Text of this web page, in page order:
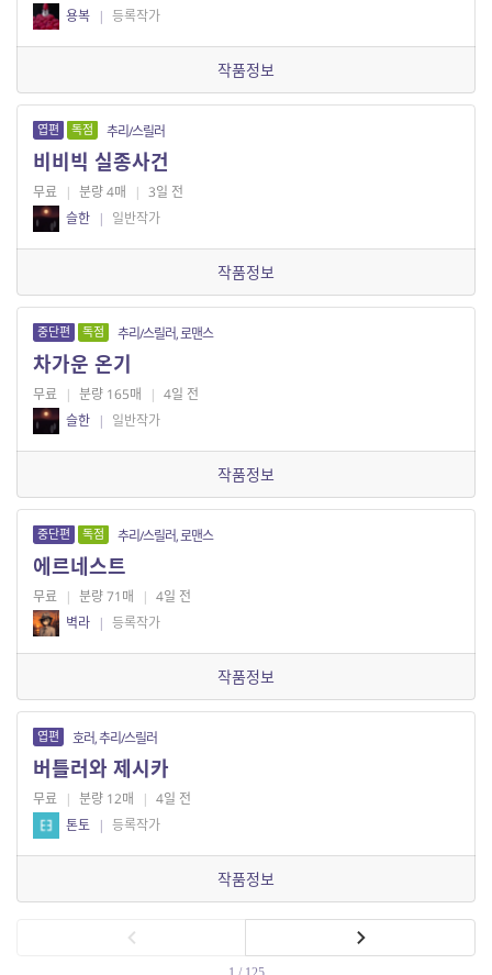
용복 | 등록작가
작품정보
엽편 독점 추리/스릴러
비비빅 실종사건
무료 | 분량 4매 | 3일 전
슬한 | 일반작가
작품정보
중단편 독점 추리/스릴러, 로맨스
차가운 온기
무료 | 분량 165매 | 4일 전
슬한 | 일반작가
작품정보
중단편 독점 추리/스릴러, 로맨스
에르네스트
무료 | 분량 71매 | 4일 전
벽라 | 등록작가
작품정보
엽편 호러, 추리/스릴러
버틀러와 제시카
무료 | 분량 12매 | 4일 전
톤토 | 등록작가
작품정보